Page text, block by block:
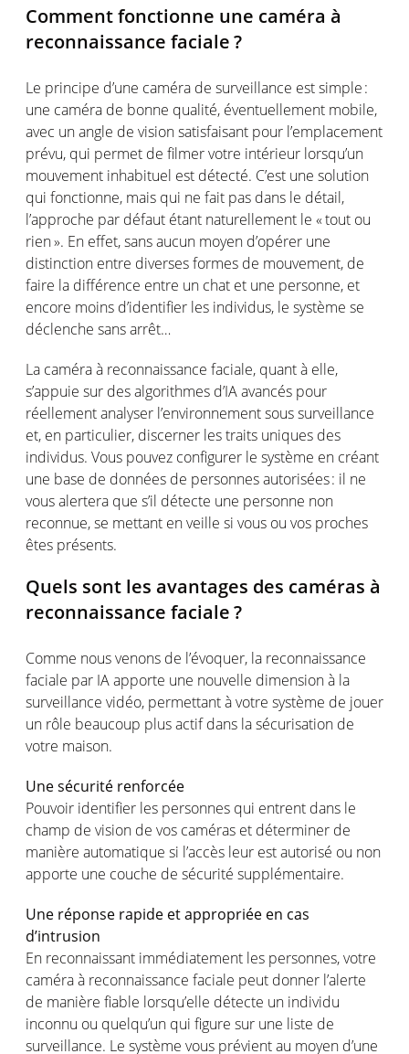
Commentfonctionne une caméra à
reconnaissance faciale?
Le principe d’une caméra de surveillance estsimple :
une caméra de bonne qualité, éventuellement mobile,
avec un angle de visionsatisfaisant pour l’emplacement
prévu, qui permet de filmervotre intérieur lorsqu’un
mouvement inhabituel est détecté. C’est une solution
qui fonctionne, mais qui ne fait pas dans le détail,
l’approche par défaut étant naturellement le « tout ou
rien ». En effet, sansaucun moyen d’opérer une
distinction entre diversesformes de mouvement, de
faire la différence entre un chat et une personne, et
encore moins d’identifier les individus, le système se
déclenche sansarrêt…
La caméraà reconnaissance faciale, quant à elle,
s’appuie sur desalgorithmes d’IAavancés pour
réellementanalyser l’environnementsous surveillance
et, en particulier, discerner les traits uniques des
individus. Vous pouvez configurer le système en créant
une base de données de personnesautorisées: il ne
vousalertera que s’il détecte une personne non
reconnue, se mettant enveille si vous ou vos proches
êtes présents.
Quels sont les avantages des caméras à
reconnaissance faciale?
Comme nousvenons de l’évoquer, la reconnaissance
faciale par IAapporte une nouvelle dimension à la
surveillance vidéo, permettantàvotre système de jouer
un rôle beaucoup plusactifdans lasécurisation de
votre maison.
Unesécurité renforcée
Pouvoir identifier les personnes qui entrent dans le
champ de vision de vos caméras et déterminer de
manière automatique si l’accès leur estautorisé ou non
apporte une couche de sécurité supplémentaire.
Une réponse rapide etappropriée en cas
d’intrusion
En reconnaissant immédiatement les personnes,votre
caméraà reconnaissance faciale peut donner l’alerte
de manière fiable lorsqu’elle détecte un individu
inconnu ou quelqu’un qui figure sur une liste de
surveillance. Le système vous prévientau moyen d’une